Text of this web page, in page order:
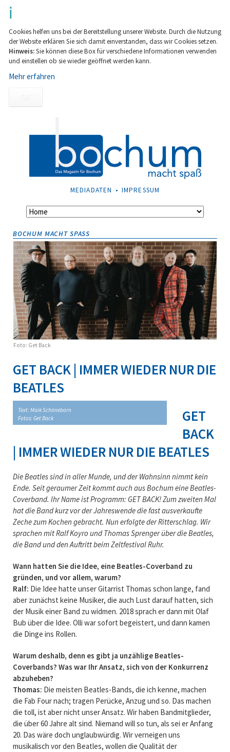
Cookies helfen uns bei der Bereitstellung unserer Website. Durch die Nutzung
der Website erklären Sie sich damit einverstanden, dass wir Cookies setzen.
Hinweis:Sie können diese Box für verschiedene Informationen verwenden
und einstellen ob sie wieder geöffnet werden kann.
Mehr erfahren
OK
NAVIGATION
MEDIADATEN IMPRESSUM
Navigation
BOCHUM MACHT SPASS
Foto: Get Back
GET BACK | IMMER WIEDER NUR DIE
BEATLES
Text: Maik Schöneborn
Fotos: Get Back
GET
BACK
| IMMER WIEDER NUR DIE BEATLES
Die Beatles sind in aller Munde, und der Wahnsinn nimmt kein
Ende. Seit geraumer Zeit kommt auch aus Bochum eine Beatles-
Coverband. Ihr Name ist Programm: GET BACK! Zum zweiten Mal
hat die Band kurz vor der Jahreswende die fast ausverkaufte
Zeche zum Kochen gebracht. Nun erfolgte der Ritterschlag. Wir
sprachen mit Ralf Koyro und Thomas Sprenger über die Beatles,
die Band und den Auftritt beim Zeltfestival Ruhr.
Wann hatten Sie die Idee, eine Beatles-Coverband zu
gründen, und vor allem, warum?
Ralf: Die Idee hatte unser Gitarrist Thomas schon lange, fand
aber zunächst keine Musiker, die auch Lust darauf hatten, sich
der Musik einer Band zu widmen. 2018 sprach er dann mit Olaf
Bub über die Idee. Olli war sofort begeistert, und dann kamen
die Dinge ins Rollen.
Warum deshalb, denn es gibt ja unzählige Beatles-
Coverbands? Was war Ihr Ansatz, sich von der Konkurrenz
abzuheben?
Thomas: Die meisten Beatles-Bands, die ich kenne, machen
die Fab Four nach; tragen Perücke, Anzug und so. Das machen
die toll, ist aber nicht unser Ansatz. Wir haben Bandmitglieder,
die über 60 Jahre alt sind. Niemand will so tun, als sei er Anfang
20. Das wäre doch unglaubwürdig. Wir verneigen uns
musikalisch vor den Beatles, wollen die Qualität der